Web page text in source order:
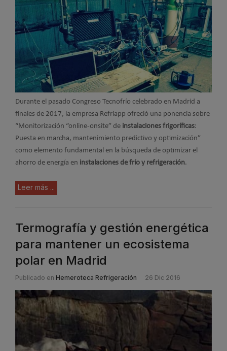
Durante el pasado Congreso Tecnofrío celebrado en Madrid a
finales de 2017, la empresa Refriapp ofreció una ponencia sobre
“Monitorización “online-onsite” de instalaciones frigoríficas:
Puesta en marcha, mantenimiento predictivo y optimización”
como elemento fundamental en la búsqueda de optimizar el
ahorro de energía en instalaciones de frío y refrigeración.
Leer más ...
Termografía y gestión energética
para mantener un ecosistema
polar en Madrid
Publicado en Hemeroteca Refrigeración 26 Dic 2016